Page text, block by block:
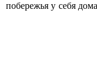
побережья у себя